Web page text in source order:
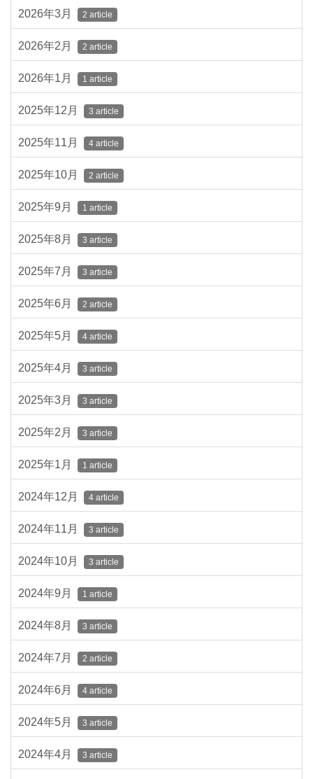
2026年3月 2 article
2026年2月 2 article
2026年1月 1 article
2025年12月 3 article
2025年11月 4 article
2025年10月 2 article
2025年9月 1 article
2025年8月 3 article
2025年7月 3 article
2025年6月 2 article
2025年5月 4 article
2025年4月 3 article
2025年3月 3 article
2025年2月 3 article
2025年1月 1 article
2024年12月 4 article
2024年11月 3 article
2024年10月 3 article
2024年9月 1 article
2024年8月 3 article
2024年7月 2 article
2024年6月 4 article
2024年5月 3 article
2024年4月 3 article